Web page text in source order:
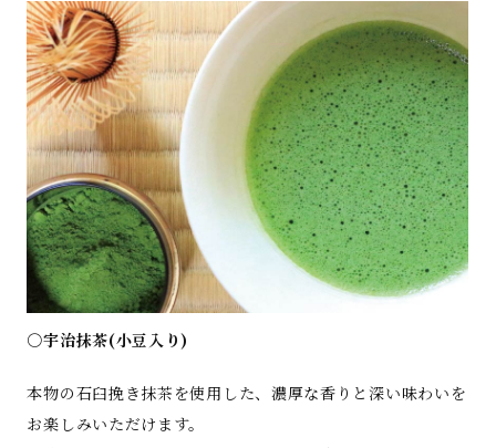
○宇治抹茶(小豆入り)
本物の石臼挽き抹茶を使用した、濃厚な香りと深い味わいを
お楽しみいただけます。